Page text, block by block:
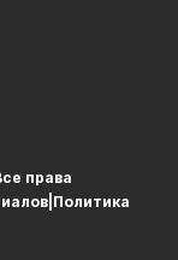
права
Политика